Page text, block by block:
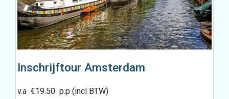
Inschrijftour Amsterdam
v.a€19.50 p.p (incl BTW)